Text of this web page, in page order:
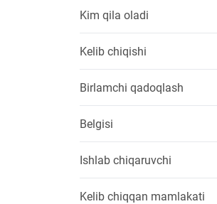
Kim qila oladi
Kelib chiqishi
Birlamchi qadoqlash
Belgisi
Ishlab chiqaruvchi
Kelib chiqqan mamlakati